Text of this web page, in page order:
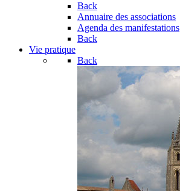
Back
Annuaire des associations
Agenda des manifestations
Back
Vie pratique
Back